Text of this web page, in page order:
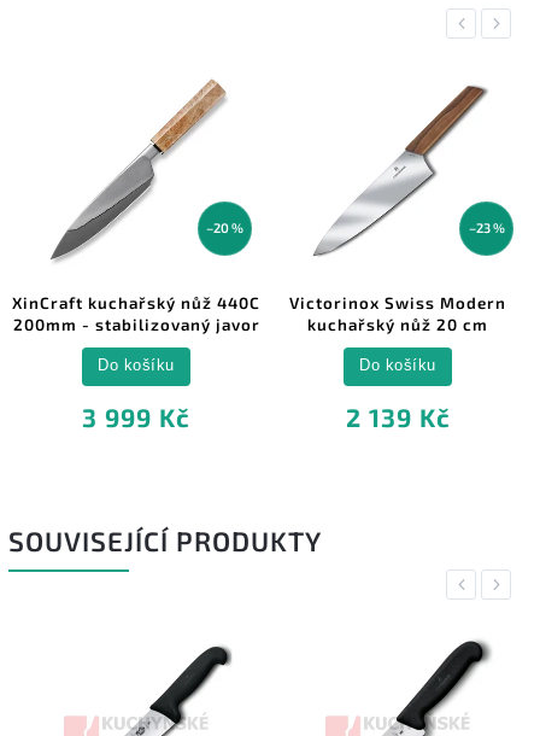
Previous
kuchařský nůž 440C
- stabilizovaný javor
3 999 Kč
Victorinox Swiss Modern
kuchařský nůž 20 cm
2 139 Kč
Next
SOUVISEJÍCÍ PRODUKTY
Previous
Next